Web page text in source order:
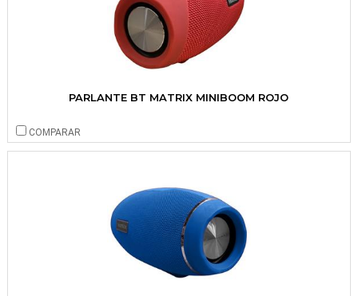
PARLANTE BT MATRIX MINIBOOM ROJO
COMPARAR